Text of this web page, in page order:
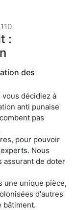
:
des
décidiez à
anti punaise
pas
pour pouvoir
Nous
assurant de doter
une unique pièce,
d'autres
bâtiment.